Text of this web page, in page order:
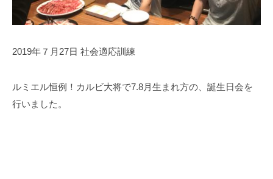
2019年７月27日 社会適応訓練
ルミエル恒例！カルビ大将で7.8月生まれ方の、誕生日会を
行いました。